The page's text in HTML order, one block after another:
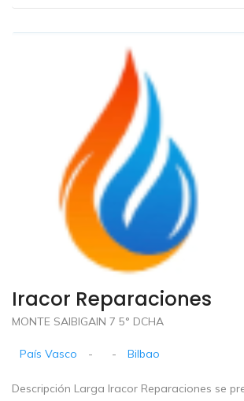
Iracor Reparaciones
MONTE SAIBIGAIN 7 5° DCHA
País Vasco - - Bilbao
Descripción Larga Iracor Reparaciones se